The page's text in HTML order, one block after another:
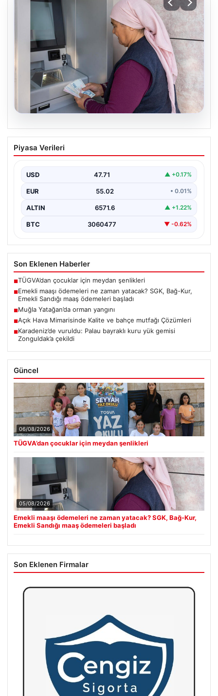
Emekli maaşı ödemeleri ne zaman
yatacak? SGK, Bağ-Kur, Emekli Sandığı
Piyasa Verileri
USD 47.71 ▲ +0.17%
EUR 55.02 • 0.01%
ALTIN 6571.6 ▲ +1.22%
BTC 3060477 ▼ -0.62%
Son Eklenen Haberler
■TÜGVA’dan çocuklar için meydan şenlikleri
■Emekli maaşı ödemeleri ne zaman yatacak? SGK, Bağ-Kur,
Emekli Sandığı maaş ödemeleri başladı
■Muğla Yatağan’da orman yangını
■Açık Hava Mimarisinde Kalite ve bahçe mutfağı Çözümleri
■Karadeniz’de vuruldu: Palau bayraklı kuru yük gemisi
Zonguldak’a çekildi
Güncel
06/08/2026
TÜGVA’dan çocuklar için meydan şenlikleri
05/08/2026
Emekli maaşı ödemeleri ne zaman yatacak? SGK, Bağ-Kur,
Emekli Sandığı maaş ödemeleri başladı
Son Eklenen Firmalar